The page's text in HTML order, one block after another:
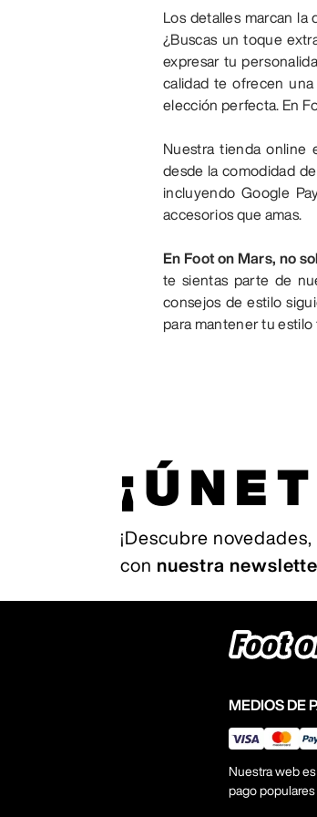
Los detalles marcan la
¿Buscas un toque
expresar tu
calidad te ofrecen
elección perfecta. En
Nuestra tienda online
desde la comodidad
incluyendo Google
accesorios que amas.
En Foot on Mars, no
te sientas parte de
consejos de estilo
para mantener tu estilo
¡Descubre
con nuestra
MEDIOS DE
Nuestra web
pago populares